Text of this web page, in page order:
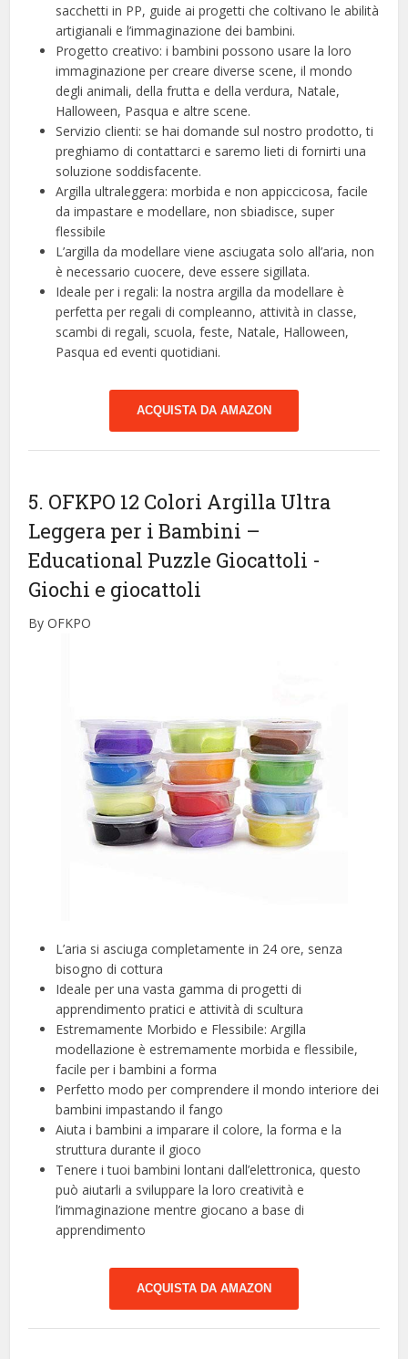
sacchetti in PP, guide ai progetti che coltivano le abilità
artigianali e l’immaginazione dei bambini.
Progetto creativo: i bambini possono usare la loro
immaginazione per creare diverse scene, il mondo
degli animali, della frutta e della verdura, Natale,
Halloween, Pasqua e altre scene.
Servizio clienti: se hai domande sul nostro prodotto, ti
preghiamo di contattarci e saremo lieti di fornirti una
soluzione soddisfacente.
Argilla ultraleggera: morbida e non appiccicosa, facile
da impastare e modellare, non sbiadisce, super
flessibile
L’argilla da modellare viene asciugata solo all’aria, non
è necessario cuocere, deve essere sigillata.
Ideale per i regali: la nostra argilla da modellare è
perfetta per regali di compleanno, attività in classe,
scambi di regali, scuola, feste, Natale, Halloween,
Pasqua ed eventi quotidiani.
ACQUISTA DA AMAZON
5. OFKPO 12 Colori Argilla Ultra
Leggera per i Bambini –
Educational Puzzle Giocattoli -
Giochi e giocattoli
By OFKPO
L’aria si asciuga completamente in 24 ore, senza
bisogno di cottura
Ideale per una vasta gamma di progetti di
apprendimento pratici e attività di scultura
Estremamente Morbido e Flessibile: Argilla
modellazione è estremamente morbida e flessibile,
facile per i bambini a forma
Perfetto modo per comprendere il mondo interiore dei
bambini impastando il fango
Aiuta i bambini a imparare il colore, la forma e la
struttura durante il gioco
Tenere i tuoi bambini lontani dall’elettronica, questo
può aiutarli a sviluppare la loro creatività e
l’immaginazione mentre giocano a base di
apprendimento
ACQUISTA DA AMAZON